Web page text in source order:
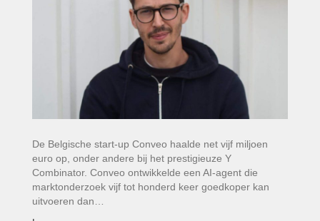
De Belgische start-up Conveo haalde net vijf miljoen
euro op, onder andere bij het prestigieuze Y
Combinator. Conveo ontwikkelde een AI-agent die
marktonderzoek vijf tot honderd keer goedkoper kan
uitvoeren dan…